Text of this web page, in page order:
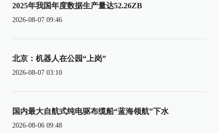
2025年我国年度数据生产量达52.26ZB
2026-08-07 09:46
北京：机器人在公园“上岗”
2026-08-07 03:10
国内最大自航式纯电驱布缆船“蓝海领航”下水
2026-08-06 09:48